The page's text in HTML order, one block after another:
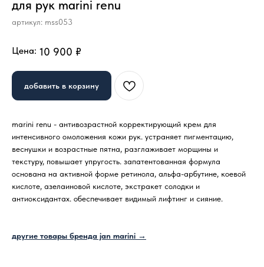
для рук marini renu
артикул: mss053
Цена: 10 900 ₽
добавить в корзину
marini renu - антивозрастной корректирующий крем для
интенсивного омоложения кожи рук. устраняет пигментацию,
веснушки и возрастные пятна, разглаживает морщины и
текстуру, повышает упругость. запатентованная формула
основана на активной форме ретинола, альфа-арбутине, коевой
кислоте, азелаиновой кислоте, экстракет солодки и
антиоксидантах. обеспечивает видимый лифтинг и сияние.
другие товары бренда jan marini →